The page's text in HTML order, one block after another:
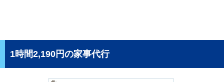
1時間2,190円の家事代行